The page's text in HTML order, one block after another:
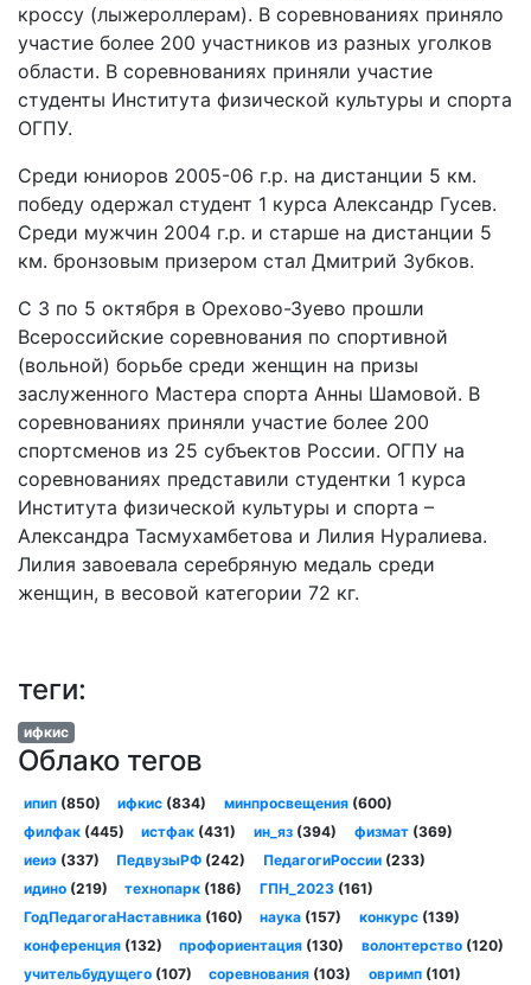
кроссу (лыжероллерам). В соревнованиях приняло
участие более 200 участников из разных уголков
области. В соревнованиях приняли участие
студенты Института физической культуры и спорта
ОГПУ.
Среди юниоров 2005-06 г.р. на дистанции 5 км.
победу одержал студент 1 курса Александр Гусев.
Среди мужчин 2004 г.р. и старше на дистанции 5
км. бронзовым призером стал Дмитрий Зубков.
С 3 по 5 октября в Орехово-Зуево прошли
Всероссийские соревнования по спортивной
(вольной) борьбе среди женщин на призы
заслуженного Мастера спорта Анны Шамовой. В
соревнованиях приняли участие более 200
спортсменов из 25 субъектов России. ОГПУ на
соревнованиях представили студентки 1 курса
Института физической культуры и спорта –
Александра Тасмухамбетова и Лилия Нуралиева.
Лилия завоевала серебряную медаль среди
женщин, в весовой категории 72 кг.
теги:
ифкис
Облако тегов
ипип(850) ифкис (834) минпросвещения(600)
филфак(445) истфак (431) ин_яз(394) физмат(369)
иеиэ(337) ПедвузыРФ (242) ПедагогиРоссии(233)
идино(219) технопарк (186) ГПН_2023(161)
ГодПедагогаНаставника(160) наука (157) конкурс(139)
конференция(132) профориентация (130) волонтерство(120)
учительбудущего(107) соревнования (103) овримп(101)